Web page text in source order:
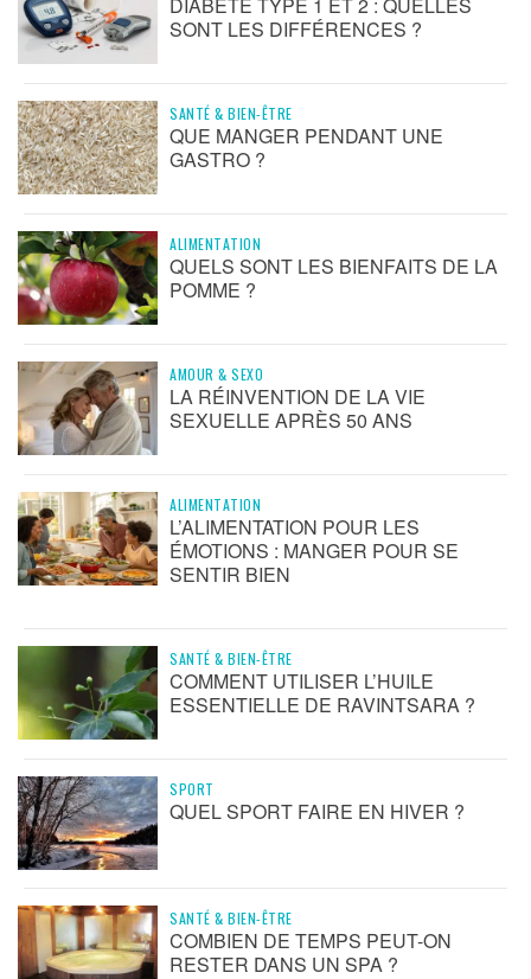
SONT LES DIFFÉRENCES ?
SANTÉ & BIEN-ÊTRE
QUE MANGER PENDANT UNE
GASTRO ?
ALIMENTATION
QUELS SONT LES BIENFAITS DE LA
POMME ?
AMOUR & SEXO
LA RÉINVENTION DE LA VIE
SEXUELLE APRÈS 50 ANS
ALIMENTATION
L’ALIMENTATION POUR LES
ÉMOTIONS : MANGER POUR SE
SENTIR BIEN
SANTÉ & BIEN-ÊTRE
COMMENT UTILISER L’HUILE
ESSENTIELLE DE RAVINTSARA ?
SPORT
QUEL SPORT FAIRE EN HIVER ?
SANTÉ & BIEN-ÊTRE
COMBIEN DE TEMPS PEUT-ON
RESTER DANS UN SPA ?